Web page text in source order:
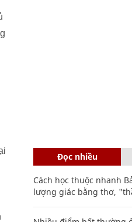
Đọc nhiều
Cách học thuộc nhanh
lượng giác bằng thơ,